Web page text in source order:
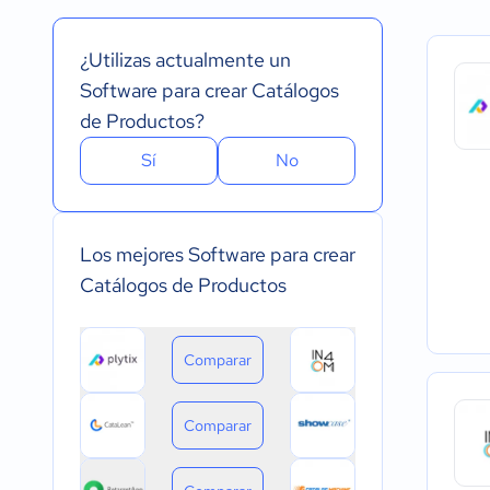
Pago anual
Pago de única vez
Instalado - Mac
Instalado - Linux
Dispositivo
Dispositivo
¿Utilizas actualmente un
Software para crear Catálogos
de Productos?
Sí No
Los mejores Software para crear
Catálogos de Productos
Comparar
Comparar